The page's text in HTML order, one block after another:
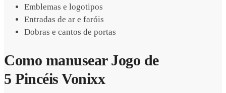
Emblemas e logotipos
Entradas de ar e faróis
Dobras e cantos de portas
Como manusear Jogo de
5 Pincéis Vonixx